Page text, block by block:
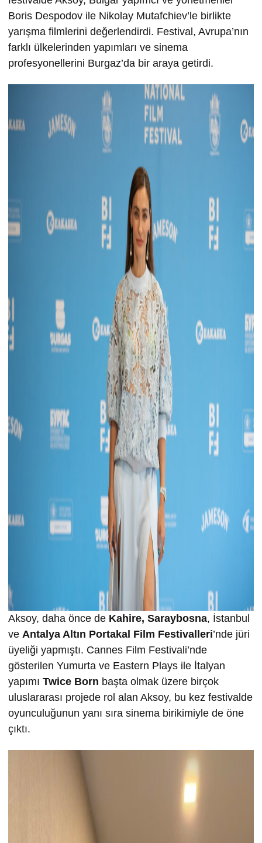
Boris Despodov ile Nikolay Mutafchiev’le birlikte
yarışma filmlerini değerlendirdi. Festival, Avrupa’nın
farklı ülkelerinden yapımları ve sinema
profesyonellerini Burgaz’da bir araya getirdi.
Aksoy, daha önce de Kahire, Saraybosna, İstanbul
ve Antalya Altın Portakal Film Festivalleri’nde jüri
üyeliği yapmıştı. Cannes Film Festivali’nde
gösterilen Yumurta ve Eastern Plays ile İtalyan
yapımı Twice Born başta olmak üzere birçok
uluslararası projede rol alan Aksoy, bu kez festivalde
oyunculuğunun yanı sıra sinema birikimiyle de öne
çıktı.